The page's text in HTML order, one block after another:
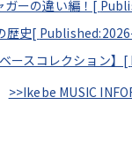
ガーの違い編！[
歴史[
ースコレクション】[
>>Ikebe MUSIC